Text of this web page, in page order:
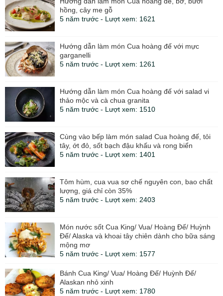
hồng, cây me gỗ
5 năm trước - Lượt xem: 1621
Hướng dẫn làm món Cua hoàng đế với mực
garganelli
5 năm trước - Lượt xem: 1261
Hướng dẫn làm món Cua hoàng đế với salad vi
thảo mộc và cà chua granita
5 năm trước - Lượt xem: 1510
Cùng vào bếp làm món salad Cua hoàng đế, tỏi
tây, ớt đỏ, sốt bạch đậu khấu và rong biển
5 năm trước - Lượt xem: 1401
Tôm hùm, cua vua sơ chế nguyên con, bao chất
lượng, giá chỉ còn 35%
5 năm trước - Lượt xem: 2403
Món nước sốt Cua King/ Vua/ Hoàng Đế/ Huỳnh
Đế/ Alaska và khoai tây chiên dành cho bữa sáng
mộng mơ
5 năm trước - Lượt xem: 1577
Bánh Cua King/ Vua/ Hoàng Đế/ Huỳnh Đế/
Alaskan nhỏ xinh
5 năm trước - Lượt xem: 1780